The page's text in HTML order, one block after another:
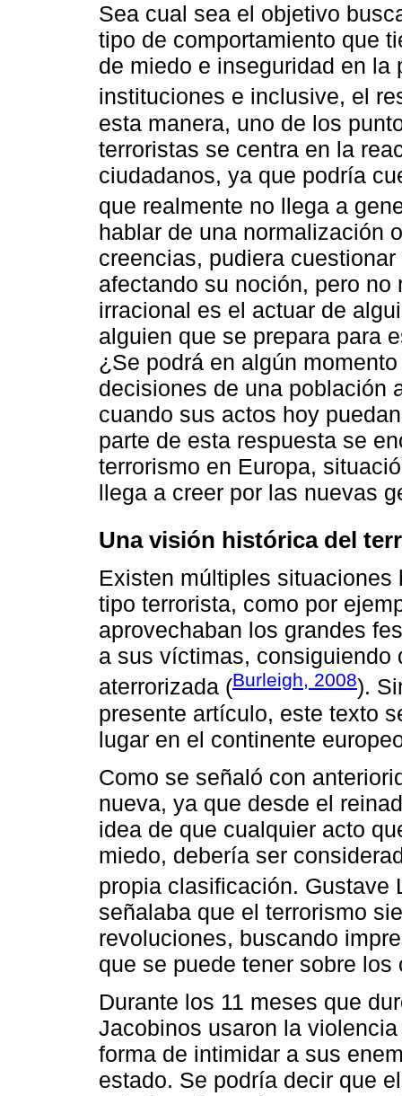
Sea cual sea el objetivo
tipo de comportamiento que
de miedo e inseguridad en
instituciones e inclusive, el
esta manera, uno de los
terroristas se centra en la
ciudadanos, ya que podría
que realmente no llega a
hablar de una normalización
creencias, pudiera
afectando su noción, pero
irracional es el actuar de
alguien que se prepara para
¿Se podrá en algún
decisiones de una población
cuando sus actos hoy
parte de esta respuesta se
terrorismo en Europa,
llega a creer por las nuevas
Una visión histórica del
Existen múltiples
tipo terrorista, como por
aprovechaban los grandes
a sus víctimas, consiguiendo
aterrorizada (Burleigh, 2008).
presente artículo, este texto
lugar en el continente
Como se señaló con
nueva, ya que desde el
idea de que cualquier acto
miedo, debería ser
propia clasificación. Gustave
señalaba que el terrorismo
revoluciones, buscando
que se puede tener sobre los
Durante los 11 meses que
Jacobinos usaron la
forma de intimidar a sus
estado. Se podría decir que